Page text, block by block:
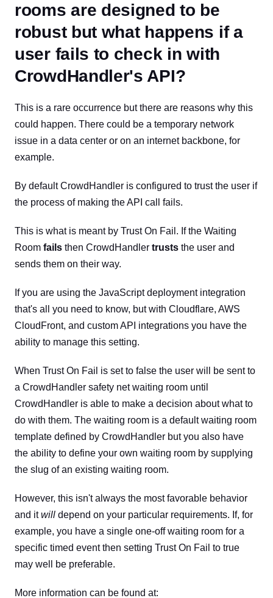
rooms are designed to be
robust but what happens if a
user fails to check in with
CrowdHandler's API?
This is a rare occurrence but there are reasons why this
could happen. There could be a temporary network
issue in a data center or on an internet backbone, for
example.
By default CrowdHandler is configured to trust the user if
the process of making the API call fails.
This is what is meant by Trust On Fail. If the Waiting
Room fails then CrowdHandler trusts the user and
sends them on their way.
If you are using the JavaScript deployment integration
that's all you need to know, but with Cloudflare, AWS
CloudFront, and custom API integrations you have the
ability to manage this setting.
When Trust On Fail is set to false the user will be sent to
a CrowdHandler safety net waiting room until
CrowdHandler is able to make a decision about what to
do with them. The waiting room is a default waiting room
template defined by CrowdHandler but you also have
the ability to define your own waiting room by supplying
the slug of an existing waiting room.
However, this isn't always the most favorable behavior
and itwill depend on your particular requirements. If, for
example, you have a single one-off waiting room for a
specific timed event then setting Trust On Fail to true
may well be preferable.
More information can be found at: